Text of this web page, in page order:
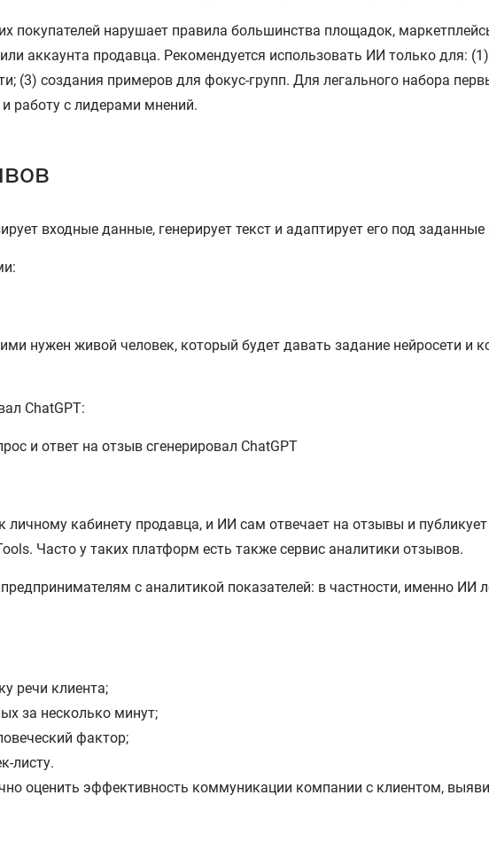
покупателей нарушает правила большинства площадок,
аккаунта продавца. Рекомендуется использовать ИИ только для:
(3) создания примеров для фокус-групп. Для легального набора
работу с лидерами мнений.
входные данные, генерирует текст и адаптирует его под
нужен живой человек, который будет давать задание нейросети и
ChatGPT:
кабинету продавца, и ИИ сам отвечает на отзывы и
Часто у таких платформ есть также сервис аналитики отзывов.
с аналитикой показателей: в частности, именно ИИ
речи клиента;
за несколько минут;
фактор;
листу.
оценить эффективность коммуникации компании с клиентом,